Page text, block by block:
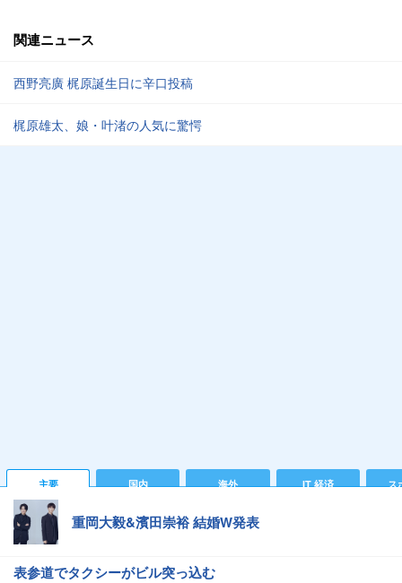
関連ニュース
西野亮廣 梶原誕生日に辛口投稿
梶原雄太、娘・叶渚の人気に驚愕
主要 国内 海外 IT 経済 ス
重岡大毅&濱田崇裕 結婚W発表
表参道でタクシーがビル突っ込む